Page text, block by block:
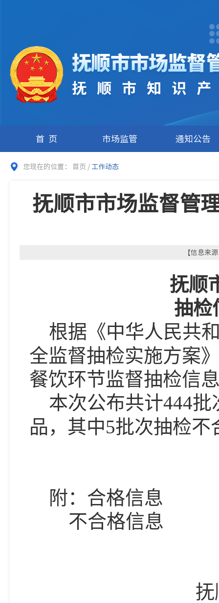
首页 市场监管 通知公告
您现在的位置： 首页 / 工作动态
抚顺市市场监督管
【信息来
抚顺
抽检
根据《中华人民共
全监督抽检实施方案
餐饮环节监督抽检信
本次公布共计444批
品，其中5批次抽检不
附：合格信息
不合格信息